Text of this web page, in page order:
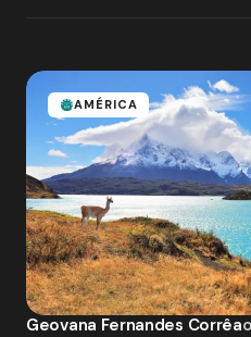
AMÉRICA
Geovana Fernandes Corrêa